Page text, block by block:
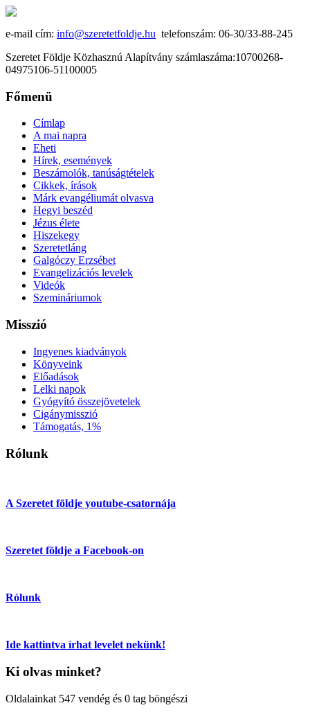
e-mail cím: info@szeretetfoldje.hu telefonszám: 06-30/33-88-245
Szeretet Földje Közhasznú Alapítvány számlaszáma:10700268-
04975106-51100005
Főmenü
Címlap
A mai napra
Eheti
Hírek, események
Beszámolók, tanúságtételek
Cikkek, írások
Márk evangéliumát olvasva
Hegyi beszéd
Jézus élete
Hiszekegy
Szeretetláng
Galgóczy Erzsébet
Evangelizációs levelek
Videók
Szemináriumok
Misszió
Ingyenes kiadványok
Könyveink
Előadások
Lelki napok
Gyógyító összejövetelek
Cigánymisszió
Támogatás, 1%
Rólunk
A Szeretet földje youtube-csatornája
Szeretet földje a Facebook-on
Rólunk
Ide kattintva írhat levelet nekünk!
Ki olvas minket?
Oldalainkat 547 vendég és 0 tag böngészi